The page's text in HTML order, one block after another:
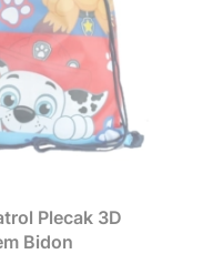
Plecak 3D
Bidon